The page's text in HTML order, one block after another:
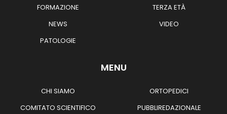
FORMAZIONE
NEWS
PATOLOGIE
TERZA ETÀ
VIDEO
MENU
CHI SIAMO
COMITATO SCIENTIFICO
ORTOPEDICI
PUBBLIREDAZIONALE